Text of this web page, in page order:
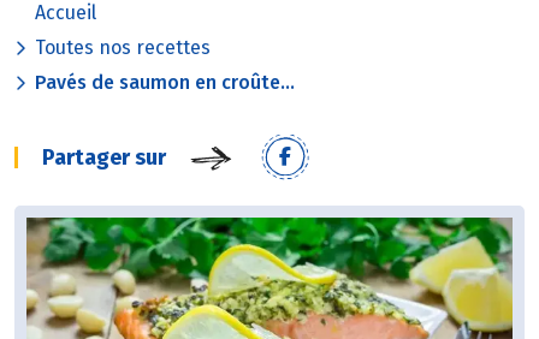
Accueil
Toutes nos recettes
Pavés de saumon en croûte...
Partager sur